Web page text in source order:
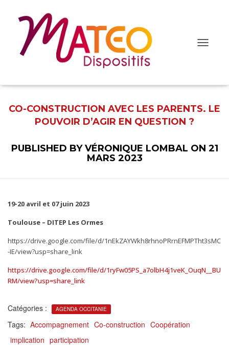
i
f
e
i
CO-CONSTRUCTION AVEC LES PARENTS. LE
POUVOIR D’AGIR EN QUESTION ?
PUBLISHED BYVÉRONIQUE LOMBAL ON 21
MARS 2023
19-20 avril et 07 juin 2023
Toulouse – DITEP Les Ormes
https://drive.google.com/file/d/1nEkZAYWkh8rhnoPRrnEFMPTht3sMC
-IE/view?usp=share_link
https://drive.google.com/file/d/1ryFw05PS_a7olbH4j1veK_OuqN__BU
RM/view?usp=share_link
Catégories : AGENDA OCCITANIE
Tags: Accompagnement Co-construction Coopération
implication participation